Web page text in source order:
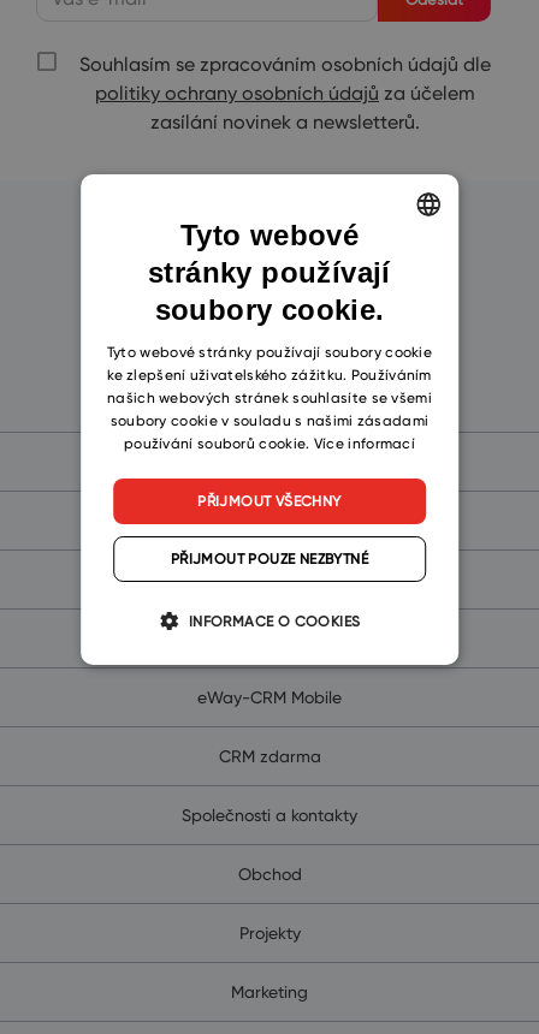
Souhlasím se zpracováním osobních údajů dle
politiky ochrany osobních údajů za účelem
zasílání novinek a newsletterů.
Zvolte si platformu
eWay-CRM
Proč eWay-CRM
eWay-CRM Online (pro Microsoft 365)
eWay-CRM Mobile
CRM zdarma
Společnosti a kontakty
Obchod
Projekty
Marketing
ENGLISH
CZECH
SLOVAK
Tyto webové
stránky používají
soubory cookie.
Tyto webové stránky používají soubory cookie
ke zlepšení uživatelského zážitku. Používáním
našich webových stránek souhlasíte se všemi
soubory cookie v souladu s našimi zásadami
používání souborů cookie. Více informací
PŘIJMOUT VŠECHNY
PŘIJMOUT POUZE NEZBYTNÉ
INFORMACE O COOKIES